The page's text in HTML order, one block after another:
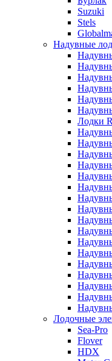
Suzuki
Stels
Надувные
Лодки
Лодочные
Sea-Pro
Flover
HDX